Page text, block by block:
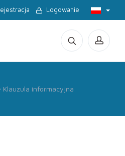
Logowanie
Klauzula informacyjna